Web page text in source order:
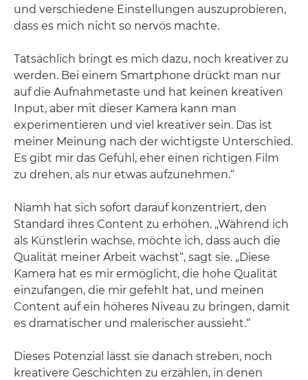
und verschiedene Einstellungen auszuprobieren,
dass es mich nicht so nervös machte.
Tatsächlich bringt es mich dazu, noch kreativer zu
werden. Bei einem Smartphone drückt man nur
auf die Aufnahmetaste und hat keinen kreativen
Input, aber mit dieser Kamera kann man
experimentieren und viel kreativer sein. Das ist
meiner Meinung nach der wichtigste Unterschied.
Es gibt mir das Gefühl, eher einen richtigen Film
zu drehen, als nur etwas aufzunehmen.“
Niamh hat sich sofort darauf konzentriert, den
Standard ihres Content zu erhöhen. „Während ich
als Künstlerin wachse, möchte ich, dass auch die
Qualität meiner Arbeit wächst“, sagt sie. „Diese
Kamera hat es mir ermöglicht, die hohe Qualität
einzufangen, die mir gefehlt hat, und meinen
Content auf ein höheres Niveau zu bringen, damit
es dramatischer und malerischer aussieht.“
Dieses Potenzial lässt sie danach streben, noch
kreativere Geschichten zu erzählen, in denen